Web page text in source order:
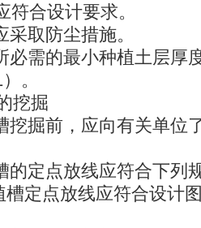
合设计要求。
取防尘措施。
必需的最小种植土层厚
。
挖掘
挖掘前，应向有关单位
的定点放线应符合下列
定点放线应符合设计